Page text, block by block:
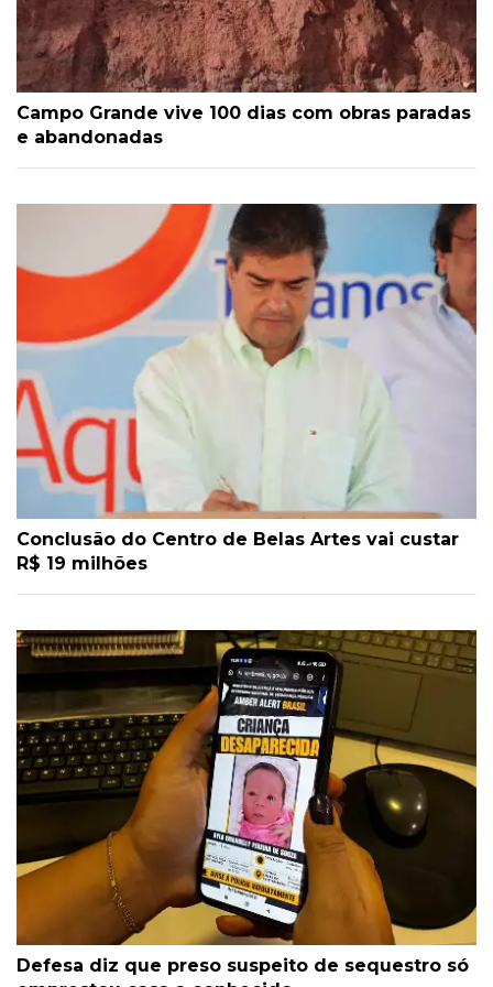
Campo Grande vive 100 dias com obras paradas
e abandonadas
Conclusão do Centro de Belas Artes vai custar
R$ 19 milhões
Defesa diz que preso suspeito de sequestro só